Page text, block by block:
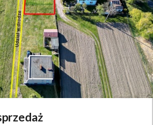
|© OpenMapTiles© OpenStreetMap contributors